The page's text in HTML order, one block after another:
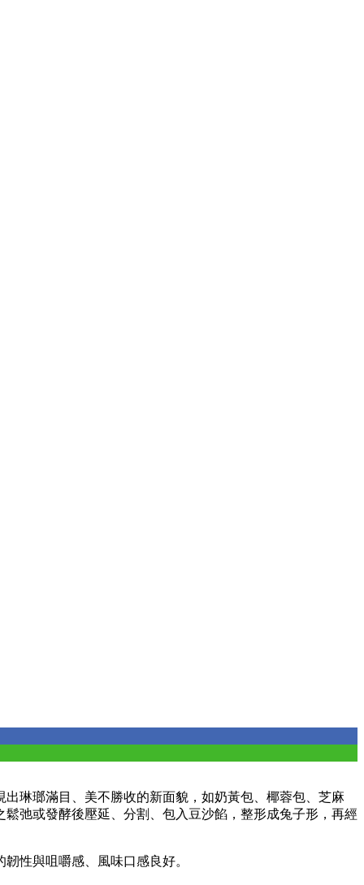
琳瑯滿目、美不勝收的新面貌，如奶黃包、椰蓉包、芝麻
弛或發酵後壓延、分割、包入豆沙餡，整形成兔子形，再經
性與咀嚼感、風味口感良好。